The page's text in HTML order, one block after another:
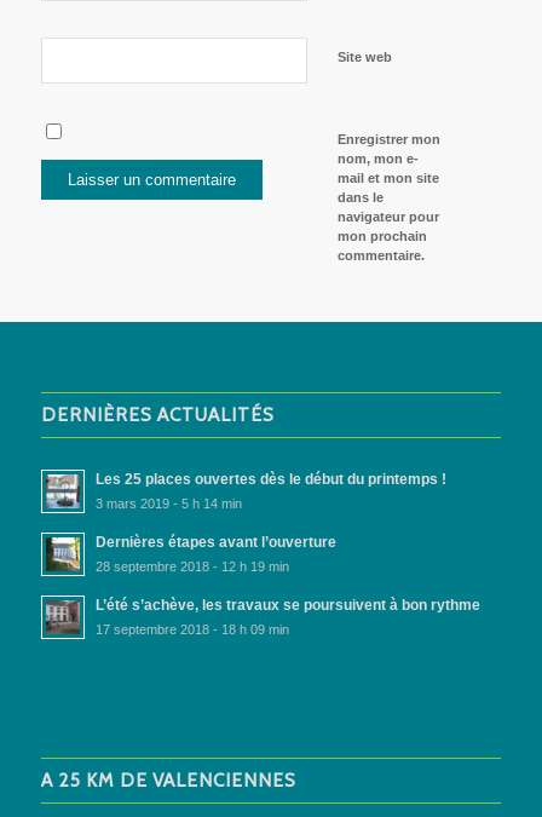
Site web
Enregistrer mon
nom, mon e-
mail et mon site
dans le
navigateur pour
mon prochain
commentaire.
DERNIÈRES ACTUALITÉS
Les 25 places ouvertes dès le début du printemps !
3 mars 2019 - 5 h 14 min
Dernières étapes avant l’ouverture
28 septembre 2018 - 12 h 19 min
L’été s’achève, les travaux se poursuivent à bon rythme
17 septembre 2018 - 18 h 09 min
A 25 KM DE VALENCIENNES